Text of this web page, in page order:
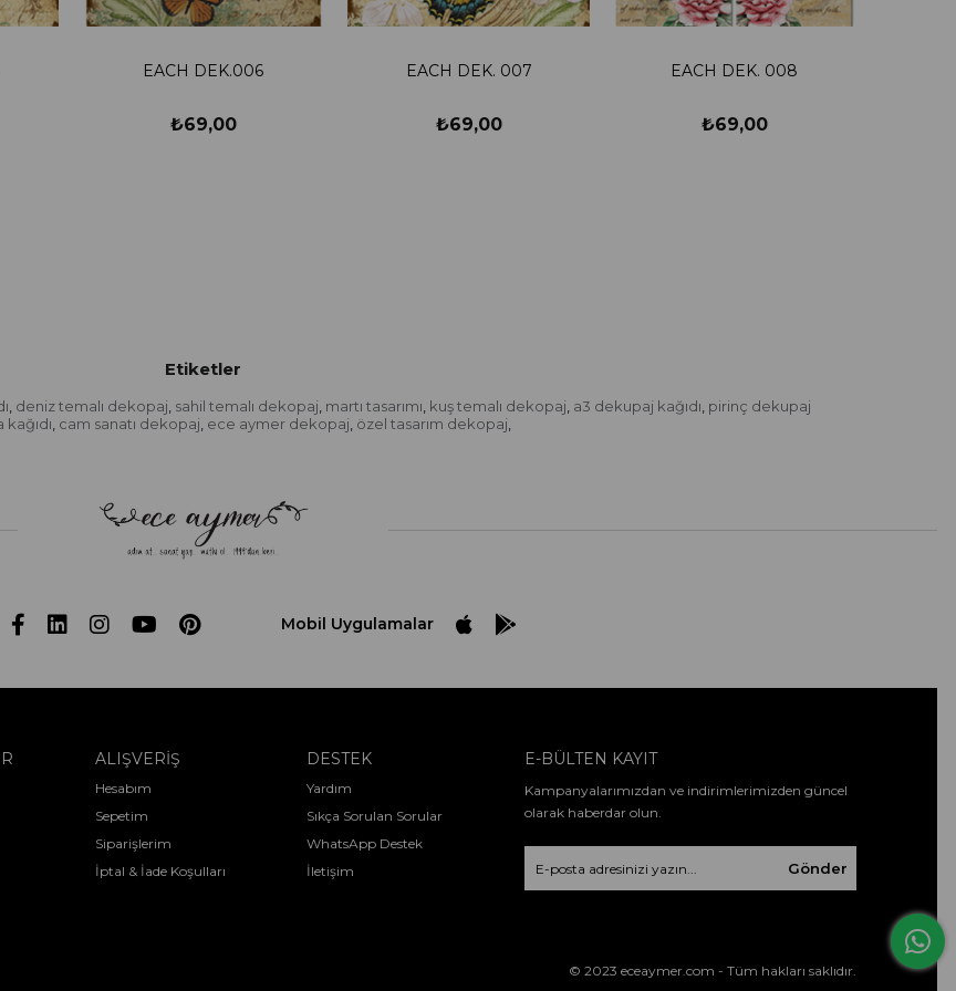
EACH DEK.006
₺69,00
EACH DEK. 007
₺69,00
EACH DEK. 008
₺69,00
Etiketler
, deniz temalı dekopaj, sahil temalı dekopaj, martı tasarımı, kuş temalı dekopaj, a3 dekupaj kağıdı, pirinç dekupaj
kağıdı, cam sanatı dekopaj, ece aymer dekopaj, özel tasarım dekopaj,
Mobil Uygulamalar
ALIŞVERİŞ
Hesabım
Sepetim
Siparişlerim
İptal & İade Koşulları
DESTEK
Yardım
Sıkça Sorulan Sorular
WhatsApp Destek
İletişim
E-BÜLTEN KAYIT
Kampanyalarımızdan ve indirimlerimizden güncel
olarak haberdar olun.
Gönder
© 2023 eceaymer.com - Tüm hakları saklıdır.